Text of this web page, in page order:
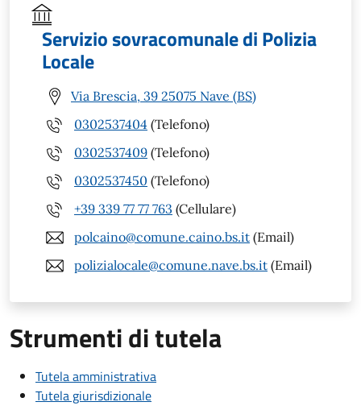
Servizio sovracomunale di Polizia
Locale
Via Brescia, 39 25075 Nave (BS)
0302537404 (Telefono)
0302537409 (Telefono)
0302537450 (Telefono)
+39 339 77 77 763 (Cellulare)
polcaino@comune.caino.bs.it (Email)
polizialocale@comune.nave.bs.it (Email)
Strumenti di tutela
Tutela amministrativa
Tutela giurisdizionale